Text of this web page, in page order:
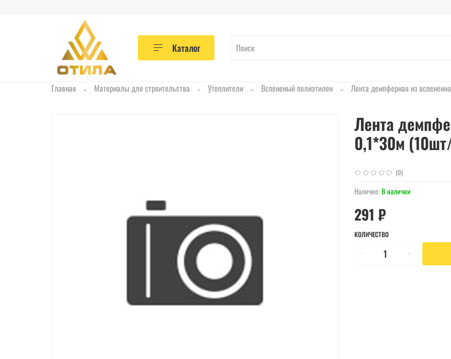
Каталог
Главная Материалы для строительства Утеплители Вспененый полиэтилен Лента демпферная из
(0)
Наличие:В наличии
Лента
0,1*30м
291 ₽
КОЛИЧЕСТВО